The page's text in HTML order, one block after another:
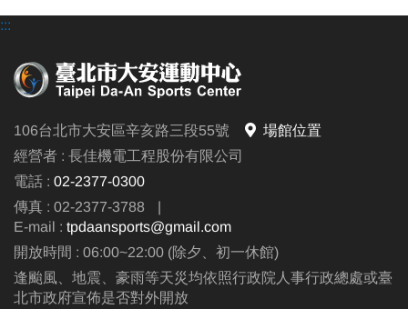
:::
106台北市大安區辛亥路三段55號
場館位置
經營者 : 長佳機電工程股份有限公司
電話 : 02-2377-0300
傳真 : 02-2377-3788
|
E-mail : tpdaansports@gmail.com
開放時間 : 06:00~22:00 (除夕、初一休館)
逢颱風、地震、豪雨等天災均依照行政院人事行政總處或臺
北市政府宣佈是否對外開放